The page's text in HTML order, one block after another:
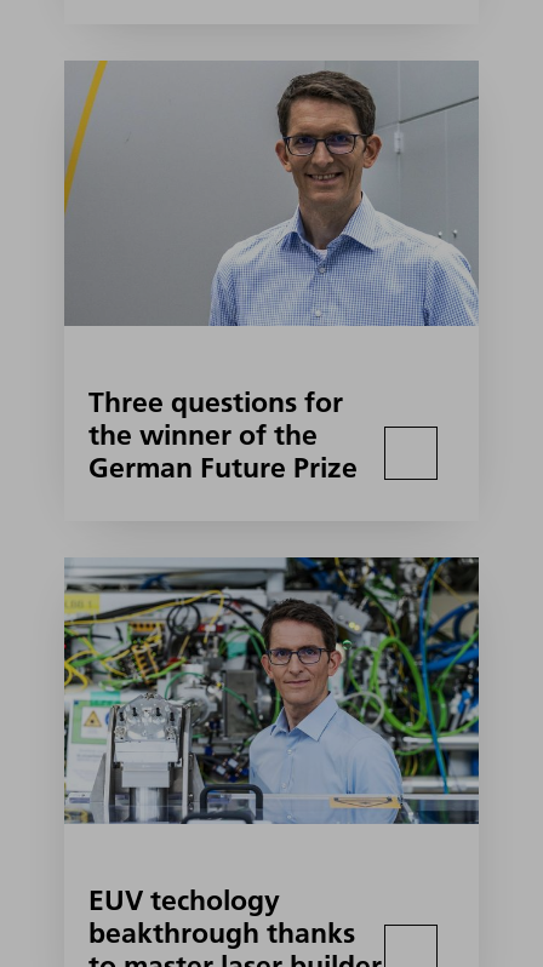
Three questions for
the winner of the
German Future Prize
EUV techology
beakthrough thanks